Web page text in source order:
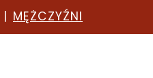
| MĘŻCZYŹNI